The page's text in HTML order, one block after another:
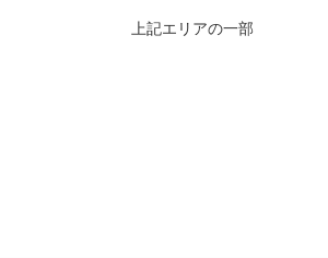
上記エリアの一部